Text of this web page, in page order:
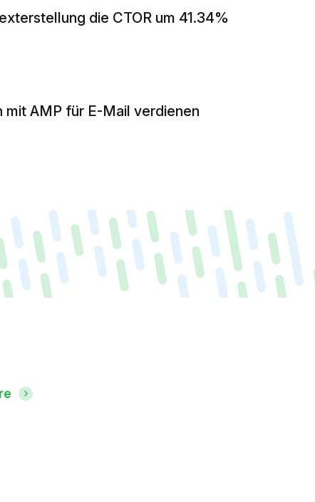
die CTOR um 41.34%
AMP für E-Mail verdienen